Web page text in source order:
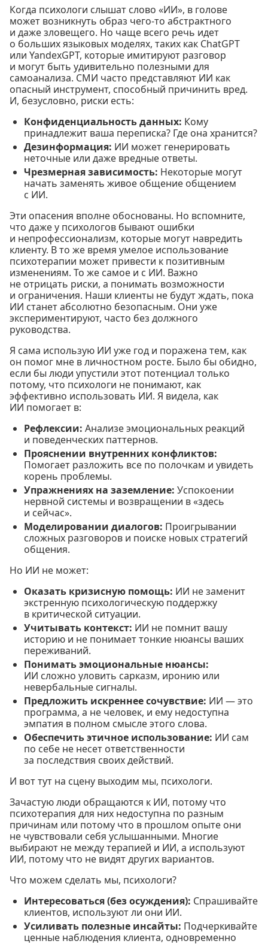
Когда психологи слышат слово «ИИ», в голове
может возникнуть образ чего-то абстрактного
и даже зловещего. Но чаще всего речь идет
о больших языковых моделях, таких как ChatGPT
или YandexGPT, которые имитируют разговор
и могут быть удивительно полезными для
самоанализа. СМИ часто представляют ИИ как
опасный инструмент, способный причинить вред.
И, безусловно, риски есть:
Конфиденциальность данных: Кому
принадлежит ваша переписка? Где она хранится?
Дезинформация: ИИ может генерировать
неточные или даже вредные ответы.
Чрезмерная зависимость: Некоторые могут
начать заменять живое общение общением
с ИИ.
Эти опасения вполне обоснованы. Но вспомните,
что даже у психологов бывают ошибки
и непрофессионализм, которые могут навредить
клиенту. В то же время умелое использование
психотерапии может привести к позитивным
изменениям. То же самое и с ИИ. Важно
не отрицать риски, а понимать возможности
и ограничения. Наши клиенты не будут ждать, пока
ИИ станет абсолютно безопасным. Они уже
экспериментируют, часто без должного
руководства.
Я сама использую ИИ уже год и поражена тем, как
он помог мне в личностном росте. Было бы обидно,
если бы люди упустили этот потенциал только
потому, что психологи не понимают, как
эффективно использовать ИИ. Я видела, как
ИИ помогает в:
Рефлексии: Анализе эмоциональных реакций
и поведенческих паттернов.
Прояснении внутренних конфликтов:
Помогает разложить все по полочкам и увидеть
корень проблемы.
Упражнениях на заземление: Успокоении
нервной системы и возвращении в «здесь
и сейчас».
Моделировании диалогов: Проигрывании
сложных разговоров и поиске новых стратегий
общения.
Но ИИ не может:
Оказать кризисную помощь: ИИ не заменит
экстренную психологическую поддержку
в критической ситуации.
Учитывать контекст: ИИ не помнит вашу
историю и не понимает тонкие нюансы ваших
переживаний.
Понимать эмоциональные нюансы:
ИИ сложно уловить сарказм, иронию или
невербальные сигналы.
Предложить искреннее сочувствие: ИИ — это
программа, а не человек, и ему недоступна
эмпатия в полном смысле этого слова.
Обеспечить этичное использование: ИИ сам
по себе не несет ответственности
за последствия своих действий.
И вот тут на сцену выходим мы, психологи.
Зачастую люди обращаются к ИИ, потому что
психотерапия для них недоступна по разным
причинам или потому что в прошлом опыте они
не чувствовали себя услышанными. Многие
выбирают не между терапией и ИИ, а используют
ИИ, потому что не видят других вариантов.
Что можем сделать мы, психологи?
Интересоваться (без осуждения): Спрашивайте
клиентов, используют ли они ИИ.
Усиливать полезные инсайты: Подчеркивайте
ценные наблюдения клиента, одновременно